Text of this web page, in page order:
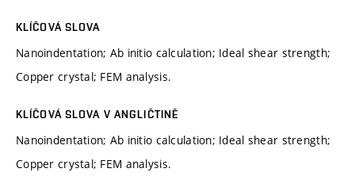
KLÍČOVÁ SLOVA
Nanoindentation; Ab initio calculation; Ideal shear strength;
Copper crystal; FEM analysis.
KLÍČOVÁ SLOVA V ANGLIČTINĚ
Nanoindentation; Ab initio calculation; Ideal shear strength;
Copper crystal; FEM analysis.